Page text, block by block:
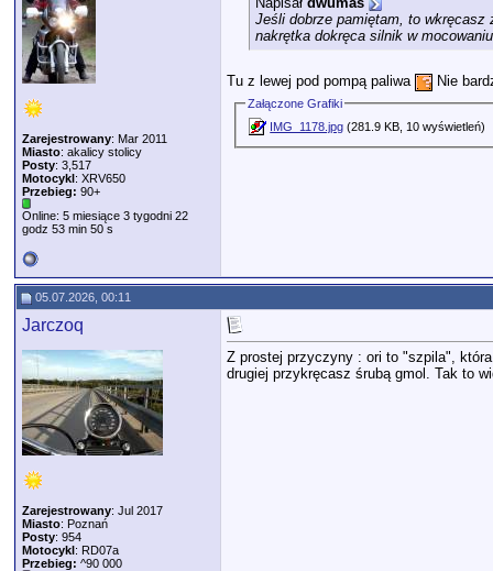
Zarejestrowany: Mar 2011
Miasto: akalicy stolicy
Posty: 3,517
Motocykl: XRV650
Przebieg: 90+
Online: 5 miesiące 3 tygodni 22
godz 53 min 50 s
Jeśli dobrze pamiętam, to wkręcasz
nakrętka dokręca silnik w
Tu z lewej pod pompą paliwa Nie
Załączone Grafiki
IMG_1178.jpg (281.9 KB, 10 wyświetleń)
05.07.2026, 00:11
Jarczoq
Zarejestrowany: Jul 2017
Miasto: Poznań
Posty: 954
Motocykl: RD07a
Przebieg: ^90 000
Z prostej przyczyny : ori to "szpila",
drugiej przykręcasz śrubą gmol. Tak to